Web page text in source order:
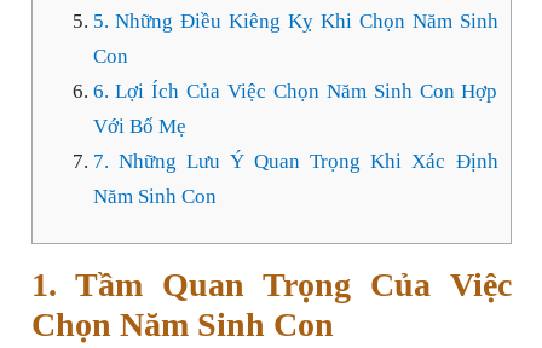
5. Những Điều Kiêng Kỵ Khi Chọn Năm Sinh
Con
6. Lợi Ích Của Việc Chọn Năm Sinh Con Hợp
Với Bố Mẹ
7. Những Lưu Ý Quan Trọng Khi Xác Định
Năm Sinh Con
1. Tầm Quan Trọng Của Việc
Chọn Năm Sinh Con